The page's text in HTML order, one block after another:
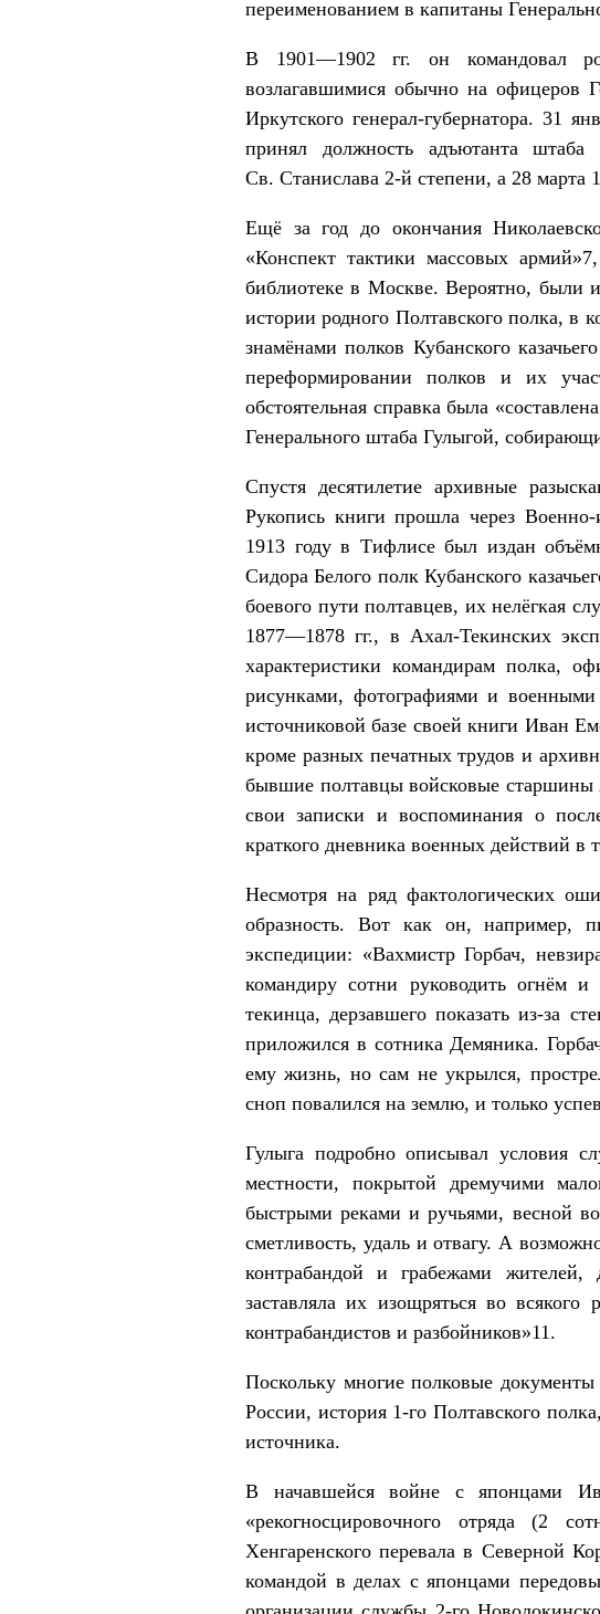
переименованием в капитаны
В 1901—1902 гг. он командовал
возлагавшимися обычно на офицеров
Иркутского генерал-губернатора. 31
принял должность адъютанта
Св. Станислава 2-й степени, а 28 марта
Ещё за год до окончания
«Конспект тактики массовых
библиотеке в Москве. Вероятно, были
истории родного Полтавского полка, в
знамёнами полков Кубанского
переформировании полков и их
обстоятельная справка была
Генерального штаба Гулыгой,
Спустя десятилетие архивные
Рукопись книги прошла через
1913 году в Тифлисе был издан
Сидора Белого полк Кубанского
боевого пути полтавцев, их нелёгкая
1877—1878 гг., в Ахал-Текинских
характеристики командирам полка,
рисунками, фотографиями и
источниковой базе своей книги Иван
кроме разных печатных трудов и
бывшие полтавцы войсковые
свои записки и воспоминания о
краткого дневника военных действий
Несмотря на ряд фактологических
образность. Вот как он, например,
экспедиции: «Вахмистр Горбач,
командиру сотни руководить огнём
текинца, дерзавшего показать из-за
приложился в сотника Демяника.
ему жизнь, но сам не укрылся,
сноп повалился на землю, и только
Гулыга подробно описывал условия
местности, покрытой дремучими
быстрыми реками и ручьями, весной
сметливость, удаль и отвагу. А
контрабандой и грабежами
заставляла их изощряться во всякого
контрабандистов и разбойников»11.
Поскольку многие полковые
России, история 1-го Полтавского
источника.
В начавшейся войне с японцами
«рекогносцировочного отряда (2
Хенгаренского перевала в Северной
командой в делах с японцами